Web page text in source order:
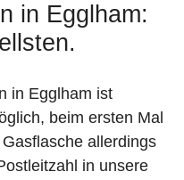
in Egglham:
in Egglham ist
beim ersten Mal
allerdings
in unsere